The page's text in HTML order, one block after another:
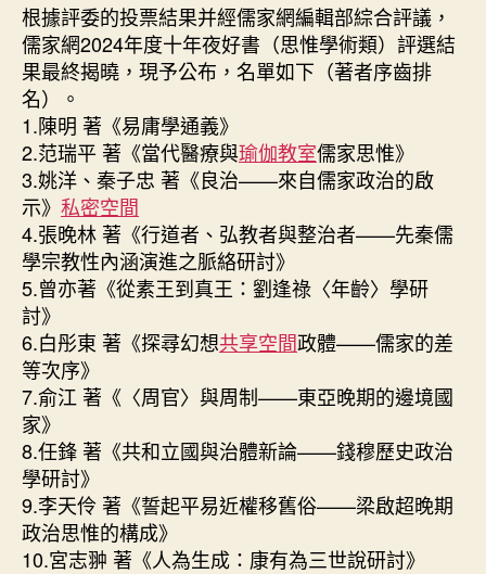
曉〉
中
根據評委的投票結果并經儒家網編輯部綜合評議，
儒家網2024年度十年夜好書（思惟學術類）評選結
果最終揭曉，現予公布，名單如下（著者序齒排
名）。
1.陳明 著《易庸學通義》
2.范瑞平 著《當代醫療與瑜伽教室儒家思惟》
3.姚洋、秦子忠 著《良治——來自儒家政治的啟
示》 私密空間
4.張晚林 著《行道者、弘教者與整治者——先秦儒
學宗教性內涵演進之脈絡研討》
5.曾亦著《從素王到真王：劉逢祿〈年齡〉學研
討》
6.白彤東 著《探尋幻想共享空間政體——儒家的差
等次序》
7.俞江 著《〈周官〉與周制——東亞晚期的邊境國
家》
8.任鋒 著《共和立國與治體新論——錢穆歷史政治
學研討》
9.李天伶 著《誓起平易近權移舊俗——梁啟超晚期
政治思惟的構成》
10.宮志翀 著《人為生成：康有為三世說研討》